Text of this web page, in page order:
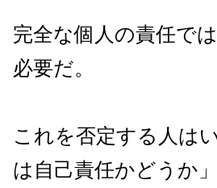
完全な個人の責任で
必要だ。
これを否定する人は
は自己責任かどうか